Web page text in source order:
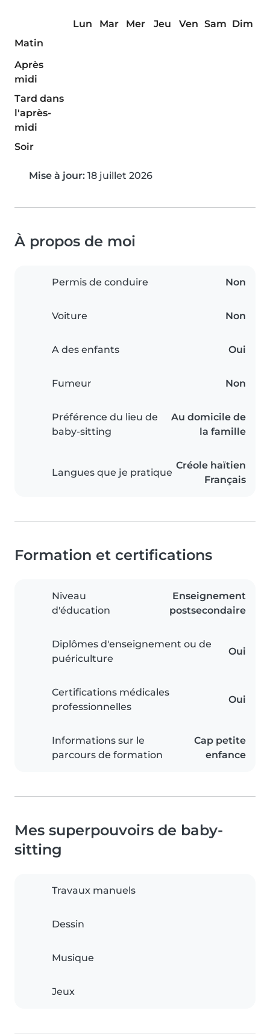
Lun Mar Mer Jeu Ven Sam Dim
Matin
Après
midi
Tard dans
l'après-
midi
Soir
Mise à jour: 18 juillet 2026
À propos de moi
Permis de conduire Non
Voiture Non
A des enfants Oui
Fumeur Non
Préférence du lieu de
baby-sitting
Au domicile de
la famille
Langues que je pratique
Créole haïtien
Français
Formation et certifications
Niveau
d'éducation
Enseignement
postsecondaire
Diplômes d'enseignement ou de
puériculture
Oui
Certifications médicales
professionnelles
Oui
Informations sur le
parcours de formation
Cap petite
enfance
Mes superpouvoirs de baby-
sitting
Travaux manuels
Dessin
Musique
Jeux